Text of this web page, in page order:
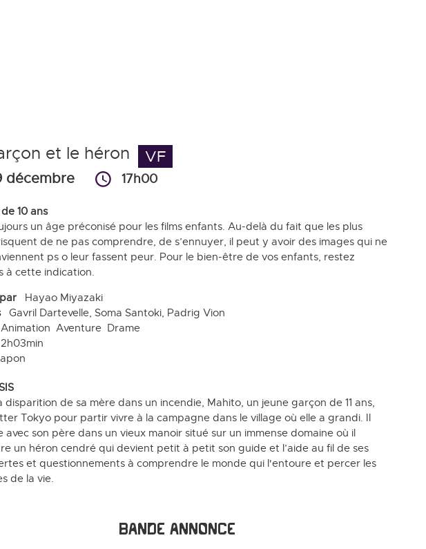
et le héron VF
décembre 17h00
10 ans
un âge préconisé pour les films enfants. Au-delà du fait que les plus
de ne pas comprendre, de s’ennuyer, il peut y avoir des images qui ne
ps o leur fassent peur. Pour le bien-être de vos enfants, restez
à cette indication.
par
Hayao Miyazaki
Gavril Dartevelle, Soma Santoki, Padrig Vion
Animation Aventure Drame
2h03min
disparition de sa mère dans un incendie, Mahito, un jeune garçon de 11 ans,
Tokyo pour partir vivre à la campagne dans le village où elle a grandi. Il
avec son père dans un vieux manoir situé sur un immense domaine où il
un héron cendré qui devient petit à petit son guide et l’aide au fil de ses
et questionnements à comprendre le monde qui l'entoure et percer les
de la vie.
Bande annonce